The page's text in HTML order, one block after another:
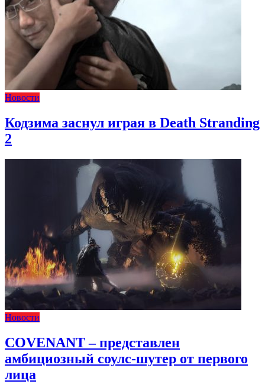
Новости
Кодзима заснул играя в Death Stranding
2
Новости
COVENANT – представлен
амбициозный соулс-шутер от первого
лица